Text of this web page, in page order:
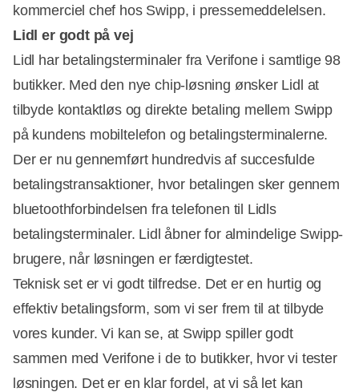
kommerciel chef hos Swipp, i pressemeddelelsen.
Lidl er godt på vej
Lidl har betalingsterminaler fra Verifone i samtlige 98
butikker. Med den nye chip-løsning ønsker Lidl at
tilbyde kontaktløs og direkte betaling mellem Swipp
på kundens mobiltelefon og betalingsterminalerne.
Der er nu gennemført hundredvis af succesfulde
betalingstransaktioner, hvor betalingen sker gennem
bluetoothforbindelsen fra telefonen til Lidls
betalingsterminaler. Lidl åbner for almindelige Swipp-
brugere, når løsningen er færdigtestet.
Teknisk set er vi godt tilfredse. Det er en hurtig og
effektiv betalingsform, som vi ser frem til at tilbyde
vores kunder. Vi kan se, at Swipp spiller godt
sammen med Verifone i de to butikker, hvor vi tester
løsningen. Det er en klar fordel, at vi så let kan